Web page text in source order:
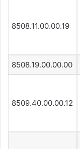
8508.11.00.00.19
8508.19.00.00.00
8509.40.00.00.12